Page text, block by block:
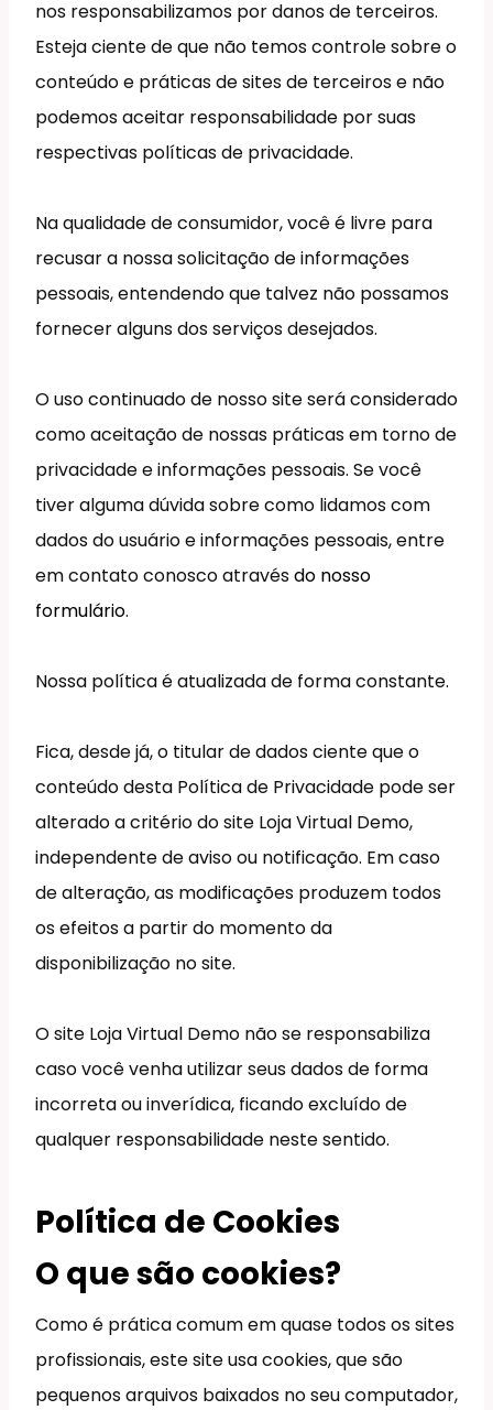
nos responsabilizamos por danos de terceiros.
Esteja ciente de que não temos controle sobre o
conteúdo e práticas de sites de terceiros e não
podemos aceitar responsabilidade por suas
respectivas políticas de privacidade.
Na qualidade de consumidor, você é livre para
recusar a nossa solicitação de informações
pessoais, entendendo que talvez não possamos
fornecer alguns dos serviços desejados.
O uso continuado de nosso site será considerado
como aceitação de nossas práticas em torno de
privacidade e informações pessoais. Se você
tiver alguma dúvida sobre como lidamos com
dados do usuário e informações pessoais, entre
em contato conosco atravésdo nosso
formulário.
Nossa política é atualizada de forma constante.
Fica, desde já, o titular de dados ciente que o
conteúdo desta Política de Privacidade pode ser
alterado a critério do site Loja Virtual Demo,
independente de aviso ou notificação. Em caso
de alteração, as modificações produzem todos
os efeitos a partir do momento da
disponibilização no site.
O site Loja Virtual Demo não se responsabiliza
caso você venha utilizar seus dados de forma
incorreta ou inverídica, ficando excluído de
qualquer responsabilidade neste sentido.
Política de Cookies
O que são cookies?
Como é prática comum em quase todos os sites
profissionais, este site usa cookies, que são
pequenos arquivos baixados no seu computador,